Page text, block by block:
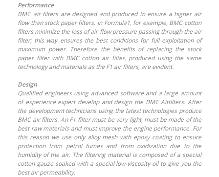
Performance
BMC air filters are designed and produced to ensure a higher air
flow than stock paper filters. In Formula1, for example, BMC cotton
filters minimize the loss of air flow pressure passing through the air
filter; this way ensures the best conditions for full exploitation of
maximum power. Therefore the benefits of replacing the stock
paper filter with BMC cotton air filter, produced using the same
technology and materials as the F1 air filters, are evident.
Design
Qualified engineers using advanced software and a large amount
of experience expert develop and design the BMC Aitfilters. After
the development technicians using the latest technologies produce
BMC air filters. An F1 filter must be very light, must be made of the
best raw materials and must improve the engine performance. For
this reason we use only alloy mesh with epoxy coating to ensure
protection from petrol fumes and from oxidization due to the
humidity of the air. The filtering material is composed of a special
cotton gauze soaked with a special low-viscosity oil to give you the
best air permeability.